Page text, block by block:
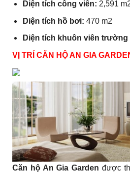
Diện tích công viên: 2,591
Diện tích hồ bơi: 470 m2
Diện tích khuôn viên trường
VỊ TRÍ CĂN HỘ AN GIA
Căn hộ An Gia Garden được